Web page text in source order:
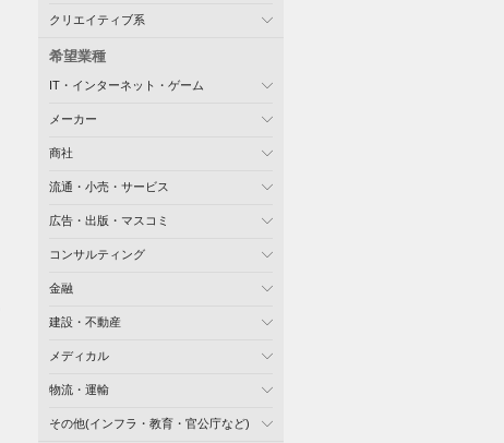
クリエイティブ系
希望業種
IT・インターネット・ゲーム
メーカー
商社
流通・小売・サービス
広告・出版・マスコミ
コンサルティング
金融
建設・不動産
メディカル
物流・運輸
その他(インフラ・教育・官公庁など)